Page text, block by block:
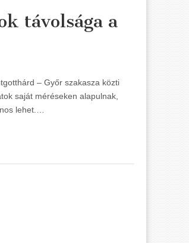
távolsága a
– Győr szakasza közti
saját méréseken alapulnak,
lehet.…